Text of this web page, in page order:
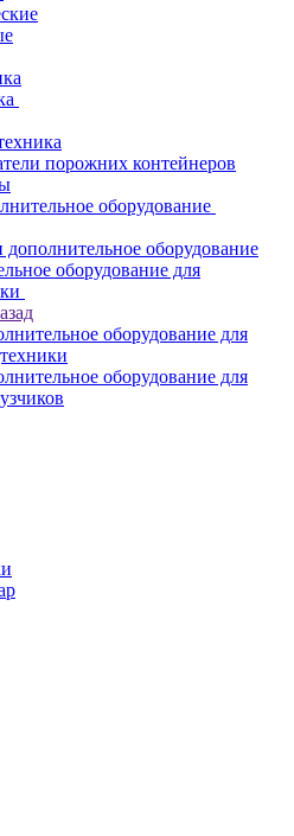
порожних контейнеров
оборудование
дополнительное оборудование
оборудование для
оборудование для
оборудование для